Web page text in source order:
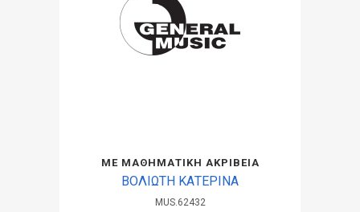
ΜΕ ΜΑΘΗΜΑΤΙΚΗ ΑΚΡΙΒΕΙΑ
ΒΟΛΙΩΤΗ ΚΑΤΕΡΙΝΑ
MUS.62432